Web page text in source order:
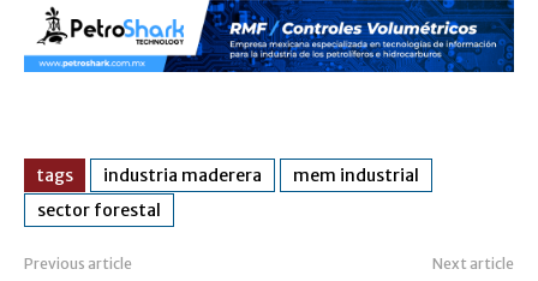
tags industria maderera
mem industrial
sector forestal
Previous article Next article